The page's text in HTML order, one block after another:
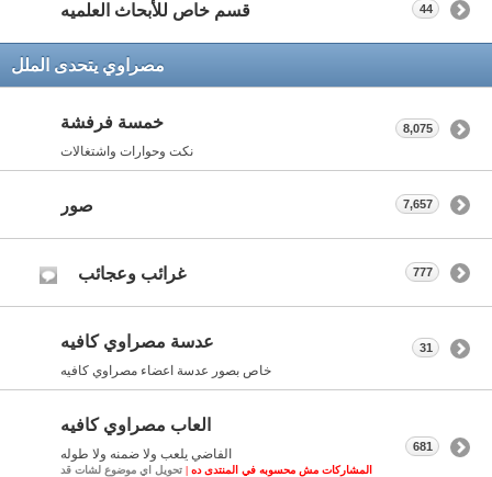
قسم خاص للأبحاث العلميه 44
مصراوي يتحدى الملل
خمسة فرفشة
نكت وحوارات واشتغالات
8,075
صور 7,657
غرائب وعجائب 777
عدسة مصراوي كافيه
خاص بصور عدسة اعضاء مصراوي كافيه
31
العاب مصراوي كافيه
الفاضي يلعب ولا ضمنه ولا طوله
المشاركات مش محسوبه في المنتدى ده | تحويل اي موضوع لشات قد
681